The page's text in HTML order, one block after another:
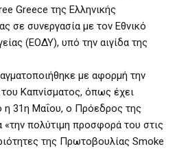
Greece της Ελληνικής
σε συνεργασία με τον Εθνικό
(ΕΟΔΥ), υπό την αιγίδα της
με αφορμή την
Καπνίσματος, όπως έχει
η 31η Μαΐου, ο Πρόεδρος της
«την πολύτιμη προσφορά του στις
της Πρωτοβουλίας Smoke